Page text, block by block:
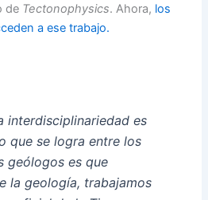
de Tectonophysics. Ahora, los
a ese trabajo.
interdisciplinariedad es
que se logra entre los
geólogos es que
la geología, trabajamos